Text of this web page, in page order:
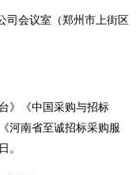
司会议室（郑州市上街区
》《中国采购与招标
河南省至诚招标采购服
。